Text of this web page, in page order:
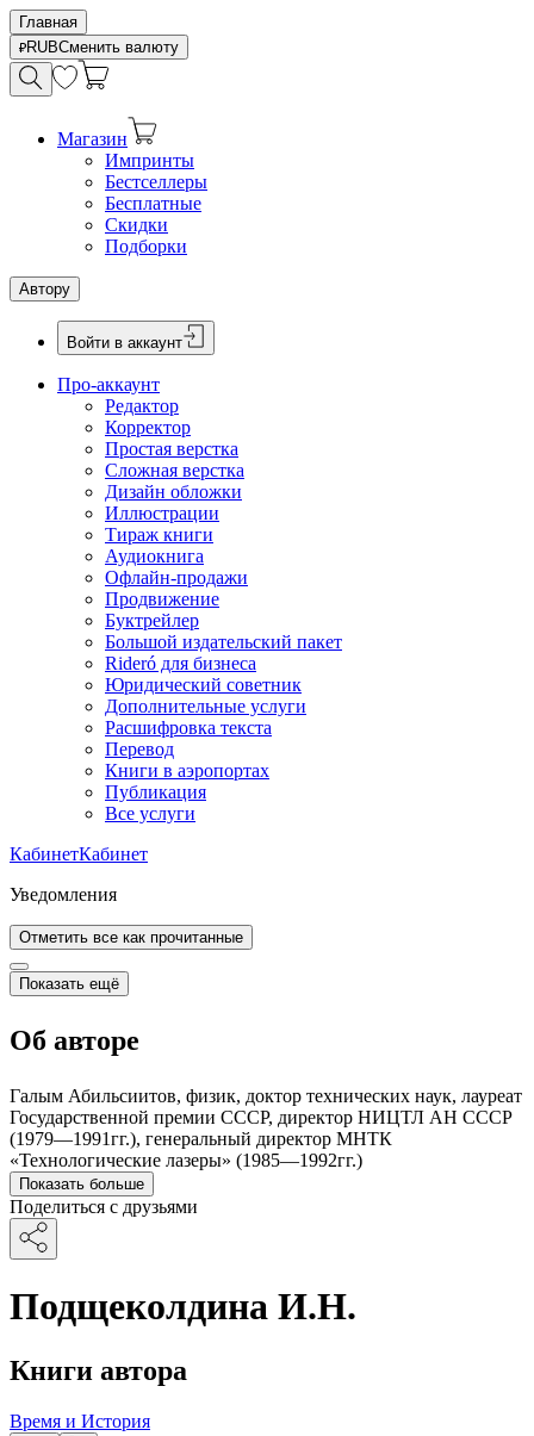
Главная
RUBСменить валюту
Магазин
Импринты
Бестселлеры
Бесплатные
Скидки
Подборки
Автору
Войти в аккаунт
Про-аккаунт
Редактор
Корректор
Простая верстка
Сложная верстка
Дизайн обложки
Иллюстрации
Тираж книги
Аудиокнига
Офлайн-продажи
Продвижение
Буктрейлер
Большой издательский пакет
Rideró для бизнеса
Юридический советник
Дополнительные услуги
Расшифровка текста
Перевод
Книги в аэропортах
Публикация
Все услуги
КабинетКабинет
Уведомления
Отметить все как прочитанные
Показать ещё
Об авторе
Галым Абильсиитов, физик, доктор технических наук, лауреат
Государственной премии СССР, директор НИЦТЛ АН СССР
(1979—1991гг.), генеральный директор МНТК
«Технологические лазеры» (1985—1992гг.)
Показать больше
Поделиться с друзьями
Подщеколдина И.Н.
Книги автора
Время и История